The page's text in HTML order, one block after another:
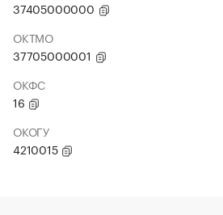
37405000000
ОКТМО
37705000001
ОКФС
16
ОКОГУ
4210015